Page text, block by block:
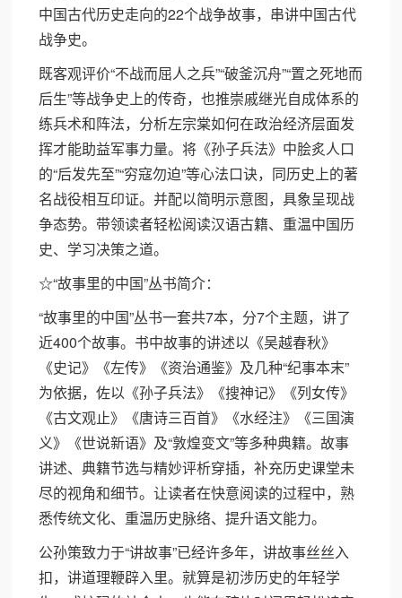
中国古代历史走向的22个战争故事，串讲中国古代
战争史。
既客观评价“不战而屈人之兵”“破釜沉舟”“置之死地而
后生”等战争史上的传奇，也推崇戚继光自成体系的
练兵术和阵法，分析左宗棠如何在政治经济层面发
挥才能助益军事力量。将《孙子兵法》中脍炙人口
的“后发先至”“穷寇勿迫”等心法口诀，同历史上的著
名战役相互印证。并配以简明示意图，具象呈现战
争态势。带领读者轻松阅读汉语古籍、重温中国历
史、学习决策之道。
☆“故事里的中国”丛书简介：
“故事里的中国”丛书一套共7本，分7个主题，讲了
近400个故事。书中故事的讲述以《吴越春秋》
《史记》《左传》《资治通鉴》及几种“纪事本末”
为依据，佐以《孙子兵法》《搜神记》《列女传》
《古文观止》《唐诗三百首》《水经注》《三国演
义》《世说新语》及“敦煌变文”等多种典籍。故事
讲述、典籍节选与精妙评析穿插，补充历史课堂未
尽的视角和细节。让读者在快意阅读的过程中，熟
悉传统文化、重温历史脉络、提升语文能力。
公孙策致力于“讲故事”已经许多年，讲故事丝丝入
扣，讲道理鞭辟入里。就算是初涉历史的年轻学